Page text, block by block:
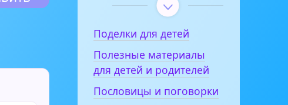
Поделки для детей
Полезные материалы
для детей и родителей
Пословицы и поговорки